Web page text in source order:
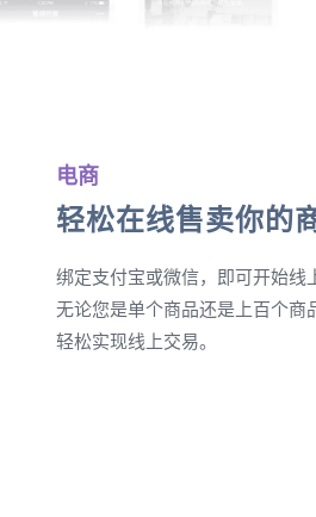
电商
轻松在线售卖你的
绑定支付宝或微信，即可开始线
无论您是单个商品还是上百个商
轻松实现线上交易。